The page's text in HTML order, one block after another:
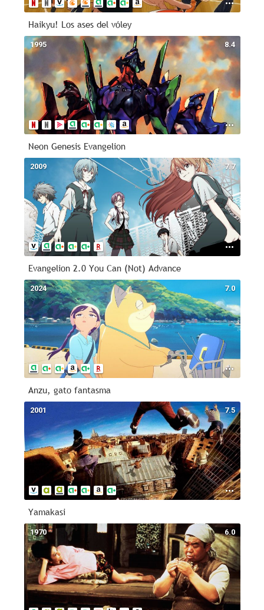
Haikyu! Los ases del vóley
8.4
1995
Neon Genesis Evangelion
7.7
2009
Evangelion 2.0 You Can (Not) Advance
7.0
2024
Anzu, gato fantasma
7.5
2001
Yamakasi
6.0
1970